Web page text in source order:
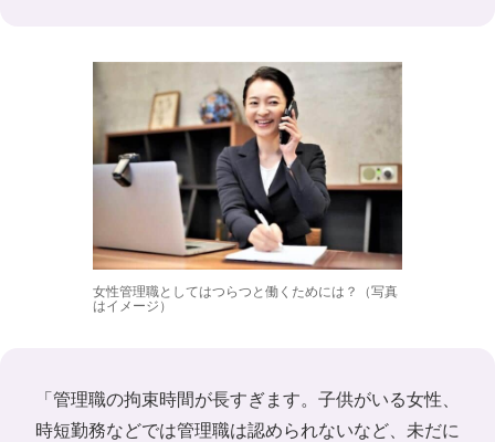
女性管理職としてはつらつと働くためには？（写真
はイメージ）
「管理職の拘束時間が長すぎます。子供がいる女性、
時短勤務などでは管理職は認められないなど、未だに